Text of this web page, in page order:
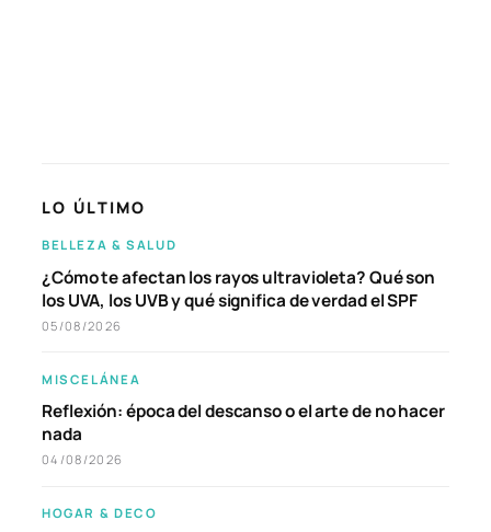
LO ÚLTIMO
BELLEZA & SALUD
¿Cómo te afectan los rayos ultravioleta? Qué son
los UVA, los UVB y qué significa de verdad el SPF
05/08/2026
MISCELÁNEA
Reflexión: época del descanso o el arte de no hacer
nada
04/08/2026
HOGAR & DECO